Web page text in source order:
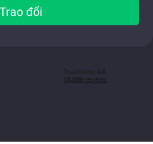
Trao đổi